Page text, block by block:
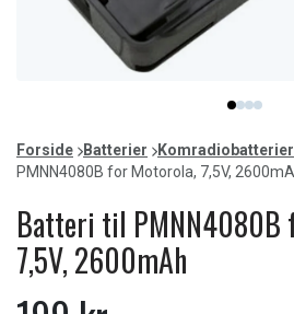
item
0
item
1
item
2
item
3
of
4
Forside Batterier Komradiobatterier
PMNN4080B for Motorola, 7,5V,
Batteri til PMNN4080B
7,5V, 2600mAh